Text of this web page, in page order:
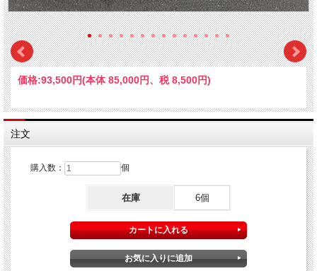
価格:93,500円(本体 85,000円、税 8,500円)
注文
購入数： 個
在庫 6個